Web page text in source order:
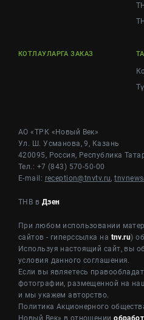
КОТЛАУЛАРГА ЗАКАЗ
АО «ТРК «Новый Век»
Ул. Ш. Усманова, 9, Казань
420095, Россия, Республика
Тел.: +7 (843) 570-50-00
E-mail: reception@tnvtv.ru,
ТНВ в Дзен
При любом использовании
сайтов - гиперссылка на tnv.ru)
Используя настоящий сайт, вы
условия данного соглашения.
Если вы являетесь
фотографии, размещенной на
и мы укажем авторство.
Политика Акционерного
Новый Век» в отношении